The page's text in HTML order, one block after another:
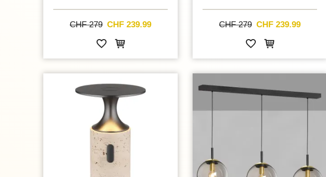
CHF 279 CHF 239.99 CHF 279 CHF 239.99